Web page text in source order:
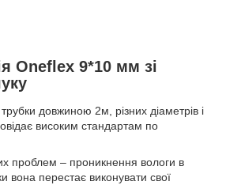
Oneflex 9*10 мм зі
довжиною 2м, різних діаметрів і
високим стандартам по
проблем – проникнення вологи в
вона перестає виконувати свої